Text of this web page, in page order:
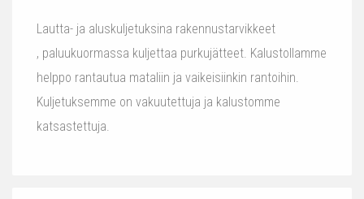
Lautta- ja aluskuljetuksina rakennustarvikkeet
, paluukuormassa kuljettaa purkujätteet. Kalustollamme
helppo rantautua mataliin ja vaikeisiinkin rantoihin.
Kuljetuksemme on vakuutettuja ja kalustomme
katsastettuja.